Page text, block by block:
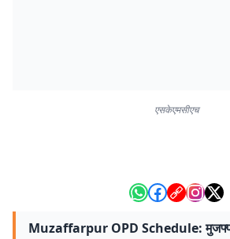
एसकेएमसीएच
Muzaffarpur OPD Schedule: